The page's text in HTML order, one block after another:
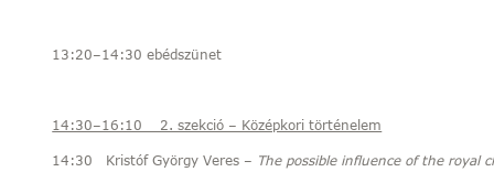
13:20–14:30 ebédszünet
14:30–16:10 2. szekció – Középkori történelem
14:30 Kristóf György Veres – The possible influence of the royal